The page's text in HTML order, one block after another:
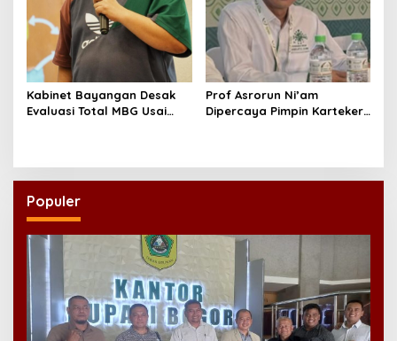
Kabinet Bayangan Desak
Evaluasi Total MBG Usai
Prof Asrorun Ni’am
Dipercaya Pimpin Karteker
Populer